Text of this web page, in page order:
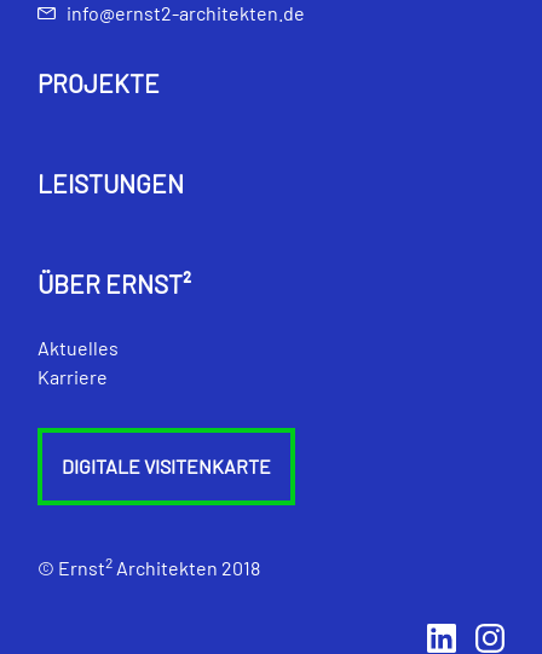
info@ernst2-architekten.de
PROJEKTE
LEISTUNGEN
ÜBER ERNST²
Aktuelles
Karriere
DIGITALE VISITENKARTE
© Ernst2 Architekten 2018